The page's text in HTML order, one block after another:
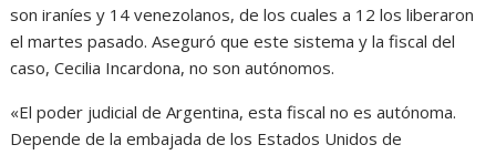
son iraníes y 14 venezolanos, de los cuales a 12 los liberaron
el martes pasado. Aseguró que este sistema y la fiscal del
caso, Cecilia Incardona, no son autónomos.
«El poder judicial de Argentina, esta fiscal no es autónoma.
Depende de la embajada de los Estados Unidos de